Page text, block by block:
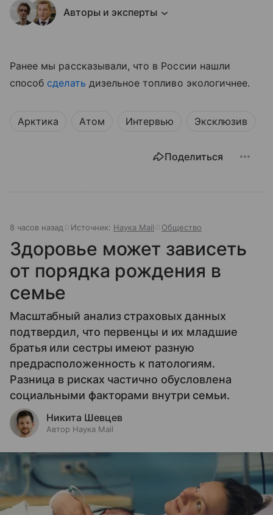
Авторы и эксперты
Ранее мы рассказывали, что в России нашли
способ сделать дизельное топливо экологичнее.
Арктика Атом Интервью Эксклюзив
Поделиться
8 часов назад Источник: Наука Mail Общество
Здоровье может зависеть
от порядка рождения в
семье
Масштабный анализ страховых данных
подтвердил, что первенцы и их младшие
братья или сестры имеют разную
предрасположенность к патологиям.
Разница в рисках частично обусловлена
социальными факторами внутри семьи.
Никита Шевцев
Автор Наука Mail